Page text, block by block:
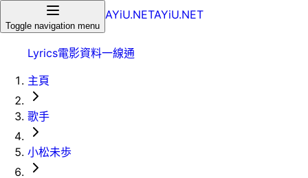
Toggle navigation menu
AYiU.NETAYiU.NET
Lyrics電影資料一線通
主頁
歌手
小松未歩